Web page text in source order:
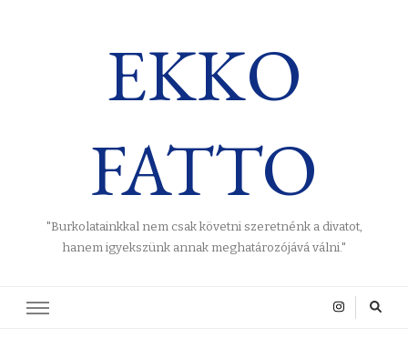
EKKO
FATTO
"Burkolatainkkal nem csak követni szeretnénk a divatot,
hanem igyekszünk annak meghatározójává válni."